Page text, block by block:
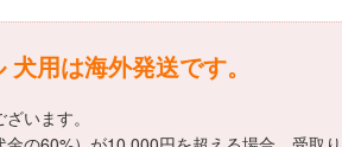
犬用は海外発送です。
います。